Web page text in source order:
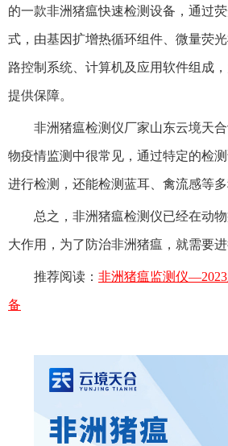
的一款非洲猪瘟快速检测设备，通过
式，由基因扩增热循环组件、微量荧
路控制系统、计算机及应用软件组成
提供保障。
非洲猪瘟检测仪厂家山东云境天
物疫情监测中很常见，通过特定的检
进行检测，还能检测蓝耳、禽流感等多
总之，非洲猪瘟检测仪已经在动
大作用，为了防治非洲猪瘟，就需要进
推荐阅读： 非洲猪瘟监测仪
备